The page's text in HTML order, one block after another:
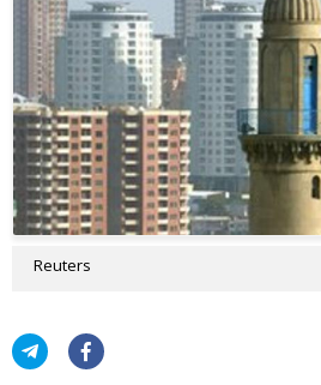
Reuters